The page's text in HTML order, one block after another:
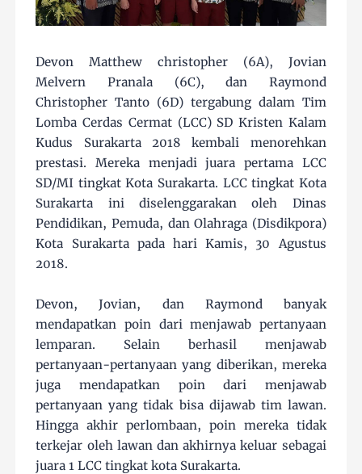
Devon Matthew christopher (6A), Jovian
Melvern Pranala (6C), dan Raymond
Christopher Tanto (6D) tergabung dalam Tim
Lomba Cerdas Cermat (LCC) SD Kristen Kalam
Kudus Surakarta 2018 kembali menorehkan
prestasi. Mereka menjadi juara pertama LCC
SD/MI tingkat Kota Surakarta. LCC tingkat Kota
Surakarta ini diselenggarakan oleh Dinas
Pendidikan, Pemuda, dan Olahraga (Disdikpora)
Kota Surakarta pada hari Kamis, 30 Agustus
2018.
Devon, Jovian, dan Raymond banyak
mendapatkan poin dari menjawab pertanyaan
lemparan. Selain berhasil menjawab
pertanyaan-pertanyaan yang diberikan, mereka
juga mendapatkan poin dari menjawab
pertanyaan yang tidak bisa dijawab tim lawan.
Hingga akhir perlombaan, poin mereka tidak
terkejar oleh lawan dan akhirnya keluar sebagai
juara 1 LCC tingkat kota Surakarta.